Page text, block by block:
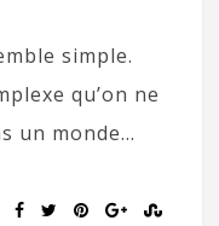
simple.
qu’on ne
un monde...